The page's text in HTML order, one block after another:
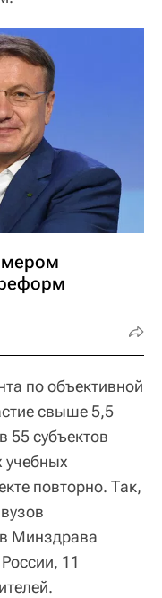
по объективной
свыше 5,5
55 субъектов
повторно. Так,
Минздрава
11